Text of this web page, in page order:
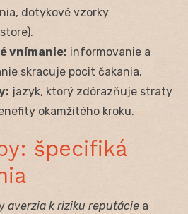
dotykové vzorky
vnímanie: informovanie a
skracuje pocit čakania.
jazyk, ktorý zdôrazňuje straty
okamžitého kroku.
špecifiká
averzia k riziku reputácie a